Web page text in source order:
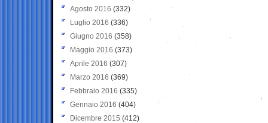
Agosto 2016 (332)
Luglio 2016 (336)
Giugno 2016 (358)
Maggio 2016 (373)
Aprile 2016 (307)
Marzo 2016 (369)
Febbraio 2016 (335)
Gennaio 2016 (404)
Dicembre 2015 (412)